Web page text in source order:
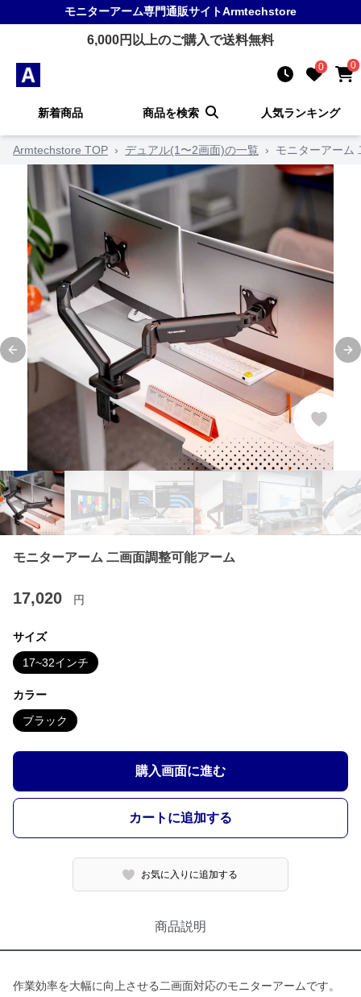
モニターアーム専門通販サイトArmtechstore
6,000円以上のご購入で送料無料
0 0
新着商品 商品を検索 人気ランキング
Armtechstore TOP › デュアル(1〜2画面)の一覧 › モニターアーム
Previous slide
モニターアーム 二画面調整可能アーム
17,020 円
サイズ
17~32インチ
カラー
ブラック
購入画面に進む
カートに追加する
お気に入りに追加する
商品説明
作業効率を大幅に向上させる二画面対応のモニターアームです。